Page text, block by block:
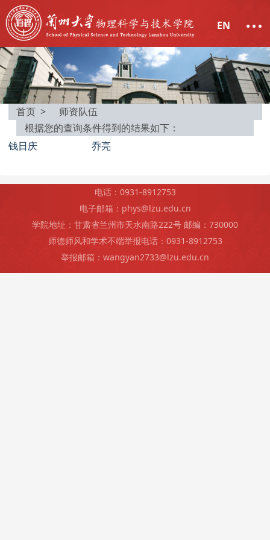
EN
首页 >
师资队伍
根据您的查询条件得到的结果如下：
钱日庆
乔亮
电话：0931-8912753
电子邮箱：phys@lzu.edu.cn
学院地址：甘肃省兰州市天水南路222号 邮编：730000
师德师风和学术不端举报电话：0931-8912753
举报邮箱：wangyan2733@lzu.edu.cn